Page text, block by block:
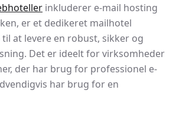
inkluderer e-mail hosting
er et dedikeret mailhotel
at levere en robust, sikker og
Det er ideelt for virksomheder
der har brug for professionel e-
har brug for en